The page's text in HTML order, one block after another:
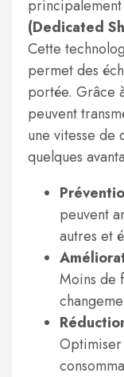
(Dedicated
Cette
permet des
portée. Grâce
peuvent
une vitesse de
quelques
peuvent
autres et
Moins de